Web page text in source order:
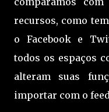
recursos, como
o Facebook e
todos os espaços
alteram suas
importar com o